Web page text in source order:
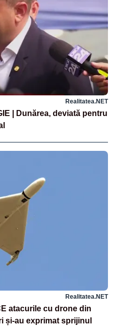
Realitatea.NET
| Dunărea, deviată pentru
Realitatea.NET
atacurile cu drone din
și-au exprimat sprijinul